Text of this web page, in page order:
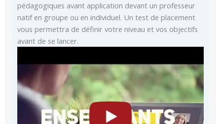
pédagogiques avant application devant un professeur
natif en groupe ou en individuel. Un test de placement
vous permettra de définir votre niveau et vos objectifs
avant de se lancer.